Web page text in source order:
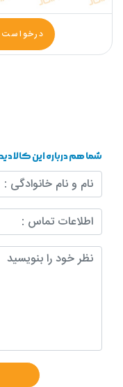
درخواست
شما هم درباره این کالا